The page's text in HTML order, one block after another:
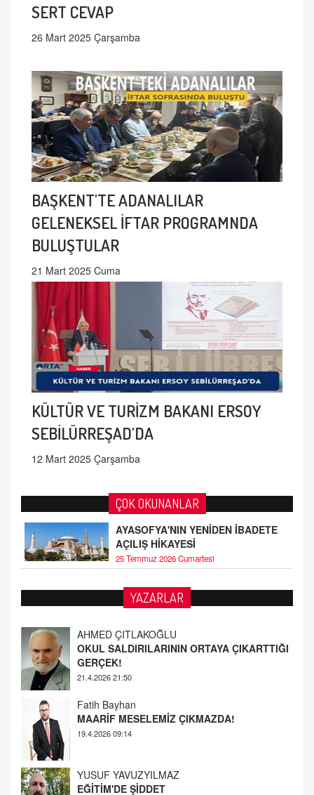
SERT CEVAP
26 Mart 2025 Çarşamba
BAŞKENT'TE ADANALILAR
GELENEKSEL İFTAR PROGRAMNDA
BULUŞTULAR
21 Mart 2025 Cuma
KÜLTÜR VE TURİZM BAKANI ERSOY
SEBİLÜRREŞAD'DA
12 Mart 2025 Çarşamba
ÇOK OKUNANLAR
AYASOFYA'NIN YENİDEN İBADETE
AÇILIŞ HİKAYESİ
25 Temmuz 2026 Cumartesi
YAZARLAR
AHMED ÇITLAKOĞLU
OKUL SALDIRILARININ ORTAYA ÇIKARTTIĞI
21.4.2026 21:50
Fatih Bayhan
MAARİF MESELEMİZ ÇIKMAZDA!
YUSUF YAVUZYILMAZ